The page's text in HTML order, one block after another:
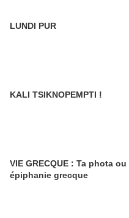
LUNDI PUR
KALI TSIKNOPEMPTI !
VIE GRECQUE : Ta phota ou
épiphanie grecque